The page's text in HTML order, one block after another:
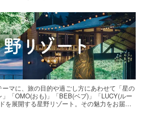
ーマに、旅の目的や過ごし方にあわせて「星の
「OMO(おも)」「BEB(ベブ)」「LUCY(ルー
を展開する星野リゾート。その魅力をお届け